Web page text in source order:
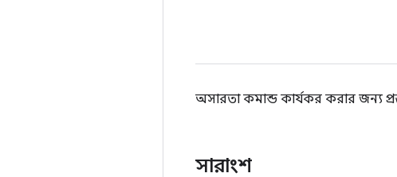
অসারতা কমান্ড কার্যকর করার জন্য
সারাংশ